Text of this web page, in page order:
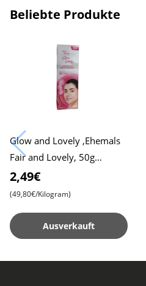
Beliebte Produkte
Glow and Lovely ,Ehemals
Fair and Lovely, 50g
Packung , Fortschrittliche
Formel für Strahlende Haut
2,49€
(49,80€/Kilogram)
Ausverkauft